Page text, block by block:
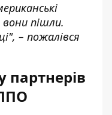
пішли.
– пожалівся
партнерів